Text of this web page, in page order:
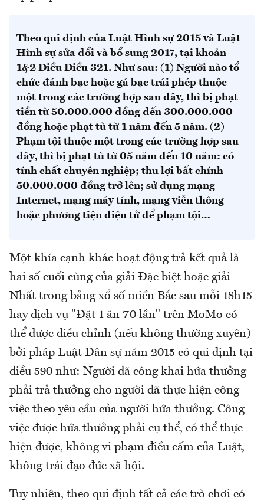
Theo qui định của Luật Hình sự 2015 và Luật
Hình sự sửa đổi và bổ sung 2017, tại khoản
1&2 Điều Điều 321. Như sau: (1) Người nào tổ
chức đánh bạc hoặc gá bạc trái phép thuộc
một trong các trường hợp sau đây, thì bị phạt
tiền từ 50.000.000 đồng đến 300.000.000
đồng hoặc phạt tù từ 1 năm đến 5 năm. (2)
Phạm tội thuộc một trong các trường hợp sau
đây, thì bị phạt tù từ 05 năm đến 10 năm: có
tính chất chuyên nghiệp; thu lợi bất chính
50.000.000 đồng trở lên; sử dụng mạng
Internet, mạng máy tính, mạng viễn thông
hoặc phương tiện điện tử để phạm tội…
Một khía cạnh khác hoạt động trả kết quả là
hai số cuối cùng của giải Đặc biệt hoặc giải
Nhất trong bảng xổ số miền Bắc sau mỗi 18h15
hay dịch vụ "Đặt 1 ăn 70 lần" trên MoMo có
thể được điều chỉnh (nếu không thường xuyên)
bởi pháp Luật Dân sự năm 2015 có qui định tại
điều 590 như: Người đã công khai hứa thưởng
phải trả thưởng cho người đã thực hiện công
việc theo yêu cầu của người hứa thưởng. Công
việc được hứa thưởng phải cụ thể, có thể thực
hiện được, không vi phạm điều cấm của Luật,
không trái đạo đức xã hội.
Tuy nhiên, theo qui định tất cả các trò chơi có